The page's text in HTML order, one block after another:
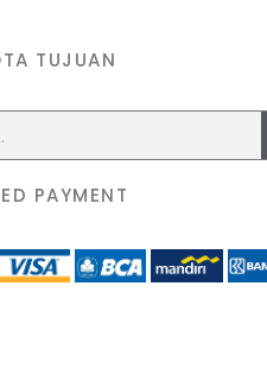
TUJUAN
PAYMENT